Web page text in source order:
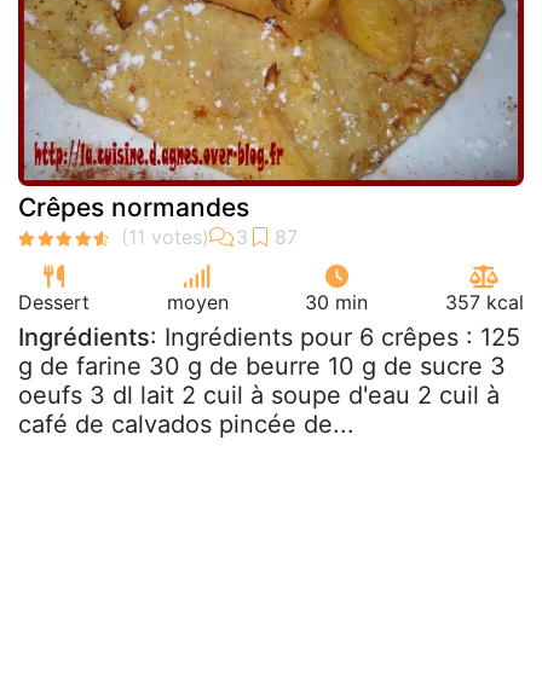
Crêpes normandes
Dessert moyen 30 min 357 kcal
Ingrédients: Ingrédients pour 6 crêpes : 125
g de farine 30 g de beurre 10 g de sucre 3
oeufs 3 dl lait 2 cuil à soupe d'eau 2 cuil à
café de calvados pincée de...